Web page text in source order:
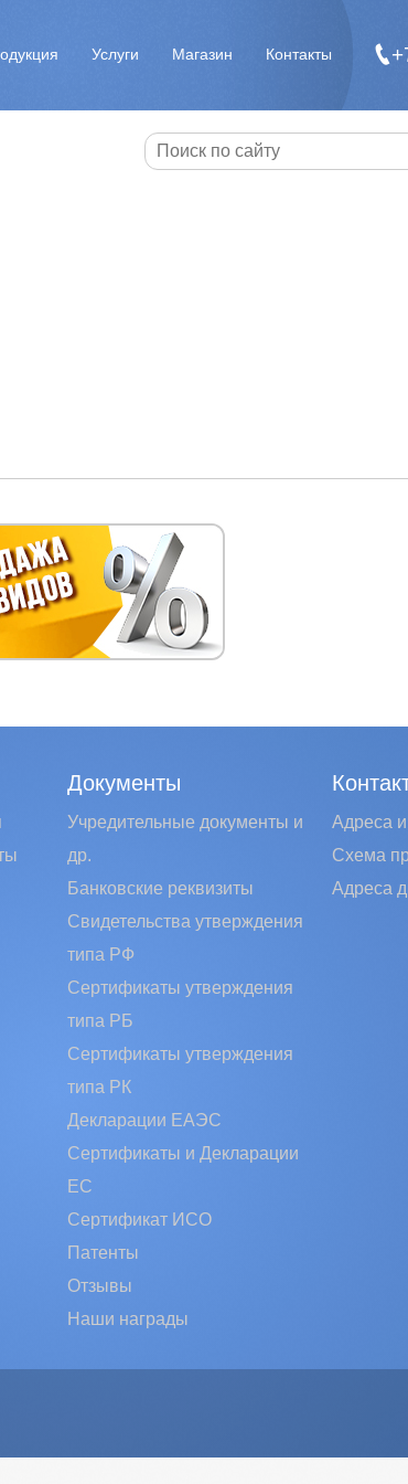
Услуги Магазин Контакты
Документы
Учредительные документы и
др.
Банковские реквизиты
Свидетельства утверждения
типа РФ
Сертификаты утверждения
типа РБ
Сертификаты утверждения
типа РК
Декларации ЕАЭС
Сертификаты и Декларации
EC
Сертификат ИСО
Патенты
Отзывы
Наши награды
Адреса
Схема
Адреса